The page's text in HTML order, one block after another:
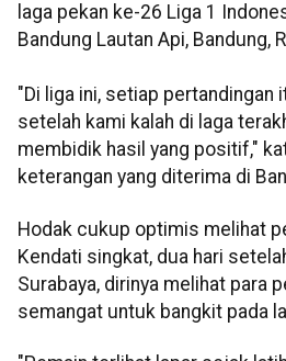
laga pekan ke-26 Liga 1
Bandung Lautan Api, Bandung,
"Di liga ini, setiap pertandingan
setelah kami kalah di laga
membidik hasil yang positif,"
keterangan yang diterima di
Hodak cukup optimis melihat
Kendati singkat, dua hari
Surabaya, dirinya melihat para
semangat untuk bangkit pada